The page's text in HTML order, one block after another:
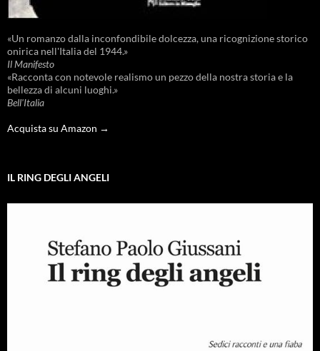
«Un romanzo dalla inconfondibile dolcezza, una ricognizione storico
onirica nell'Italia del 1944.»
Il Manifesto
«Racconta con notevole realismo un pezzo della nostra storia e la
bellezza di alcuni luoghi.»
Bell'Italia
Acquista su Amazon →
IL RING DEGLI ANGELI